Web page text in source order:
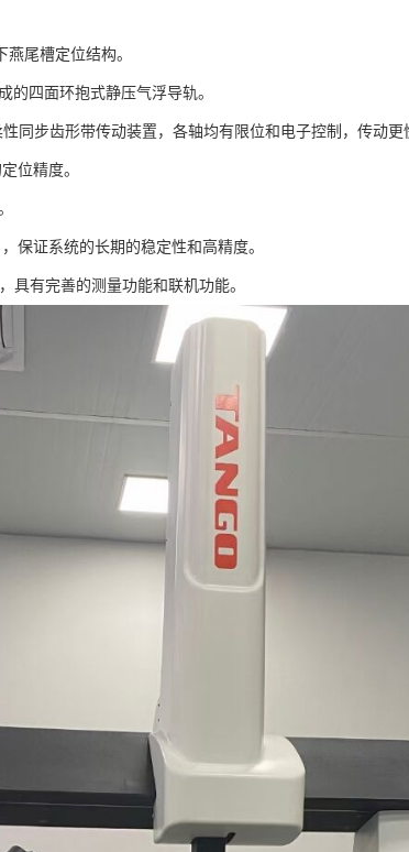
尾槽定位结构。
的四面环抱式静压气浮导轨。
同步齿形带传动装置，各轴均有限位和电子控制，传动更
位精度。
保证系统的长期的稳定性和高精度。
具有完善的测量功能和联机功能。